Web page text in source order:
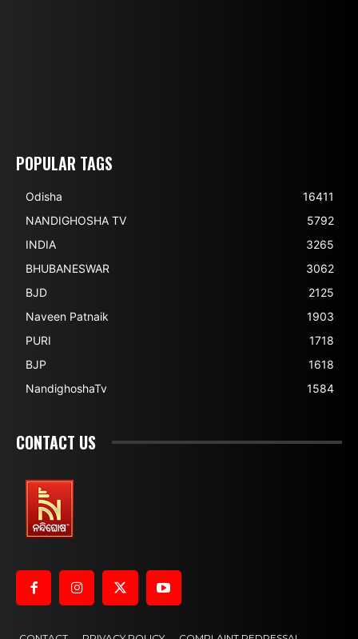
POPULAR TAGS
Odisha
16411
NANDIGHOSHA TV
5792
INDIA
3265
BHUBANESWAR
3062
BJD
2125
Naveen Patnaik
1903
PURI
1718
BJP
1618
NandighoshaTv
1584
CONTACT US